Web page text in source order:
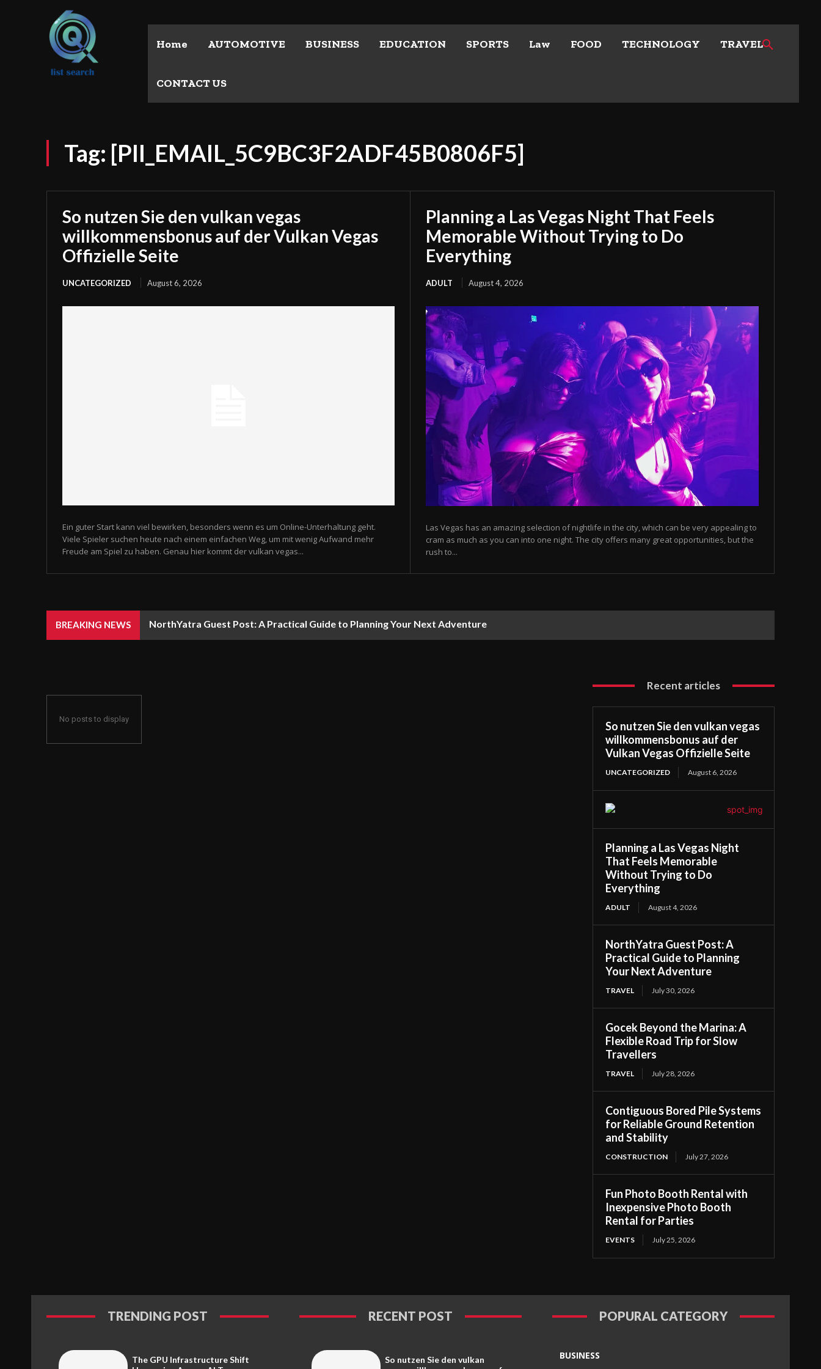
Home AUTOMOTIVE BUSINESS EDUCATION SPORTS Law FOOD TECHNOLOGY TRAVEL
CONTACT US
Tag: [PII_EMAIL_5C9BC3F2ADF45B0806F5]
So nutzen Sie den vulkan vegas
willkommensbonus auf der Vulkan Vegas
Offizielle Seite
UNCATEGORIZED August 6, 2026
Ein guter Start kann viel bewirken, besonders wenn es um Online-Unterhaltung geht.
Viele Spieler suchen heute nach einem einfachen Weg, um mit wenig Aufwand mehr
Freude am Spiel zu haben. Genau hier kommt der vulkan vegas...
Planning a Las Vegas Night That Feels
Memorable Without Trying to Do
Everything
ADULT August 4, 2026
Las Vegas has an amazing selection of nightlife in the city, which can be very appealing to
cram as much as you can into one night. The city offers many great opportunities, but the
rush to...
BREAKING NEWS NorthYatra Guest Post: A Practical Guide to Planning Your Next Adventure
No posts to display
Recent articles
So nutzen Sie den vulkan vegas
willkommensbonus auf der
Vulkan Vegas Offizielle Seite
UNCATEGORIZED August 6, 2026
Planning a Las Vegas Night
That Feels Memorable
Without Trying to Do
Everything
ADULT August 4, 2026
NorthYatra Guest Post: A
Practical Guide to Planning
Your Next Adventure
TRAVEL July 30, 2026
Gocek Beyond the Marina: A
Flexible Road Trip for Slow
Travellers
TRAVEL July 28, 2026
Contiguous Bored Pile Systems
for Reliable Ground Retention
and Stability
CONSTRUCTION July 27, 2026
Fun Photo Booth Rental with
Inexpensive Photo Booth
Rental for Parties
EVENTS July 25, 2026
TRENDING POST
The GPU Infrastructure Shift
RECENT POST
So nutzen Sie den vulkan
POPURAL CATEGORY
BUSINESS